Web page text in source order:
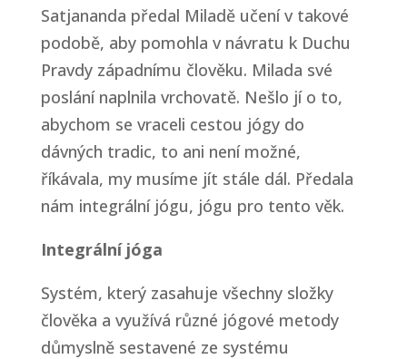
Satjananda předal Miladě učení v takové
podobě, aby pomohla v návratu k Duchu
Pravdy západnímu člověku. Milada své
poslání naplnila vrchovatě. Nešlo jí o to,
abychom se vraceli cestou jógy do
dávných tradic, to ani není možné,
říkávala, my musíme jít stále dál. Předala
nám integrální jógu, jógu pro tento věk.
Integrální jóga
Systém, který zasahuje všechny složky
člověka a využívá různé jógové metody
důmyslně sestavené ze systému